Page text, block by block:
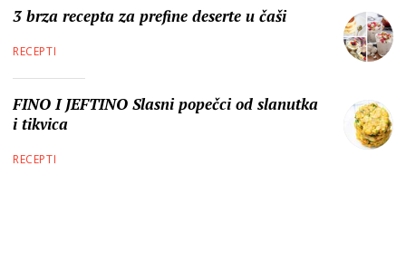
3 brza recepta za prefine deserte u čaši
RECEPTI
FINO I JEFTINO Slasni popečci od slanutka
i tikvica
RECEPTI